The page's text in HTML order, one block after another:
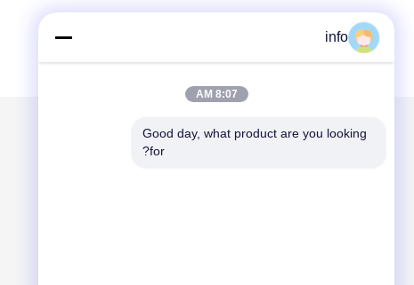
info
8:07 AM
Good day, what product are you looking
for?